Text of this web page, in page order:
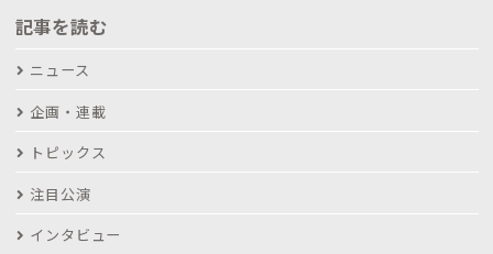
記事を読む
ニュース
企画・連載
トピックス
注目公演
インタビュー